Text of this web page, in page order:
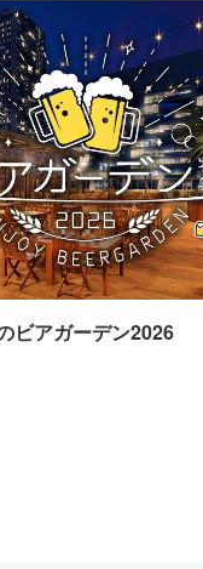
ビアガーデン2026